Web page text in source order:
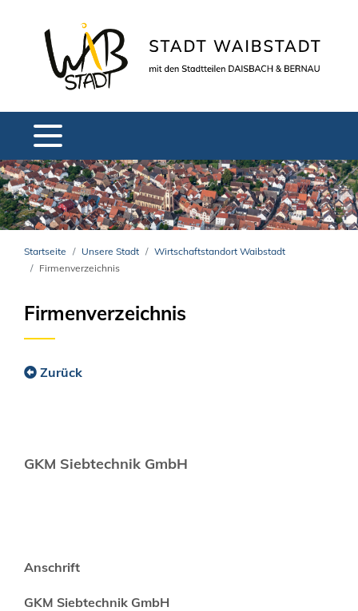
Startseite Unsere Stadt
Wirtschaftstandort Waibstadt
Firmenverzeichnis
Firmenverzeichnis
Zurück
GKM Siebtechnik GmbH
Anschrift
GKM Siebtechnik GmbH